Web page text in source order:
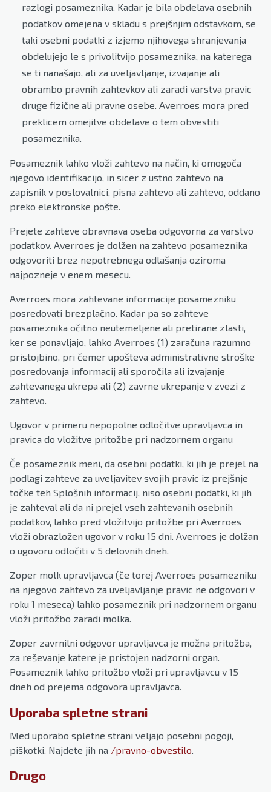
razlogi posameznika. Kadar je bila obdelava osebnih
podatkov omejena v skladu s prejšnjim odstavkom, se
taki osebni podatki z izjemo njihovega shranjevanja
obdelujejo le s privolitvijo posameznika, na katerega
se ti nanašajo, ali za uveljavljanje, izvajanje ali
obrambo pravnih zahtevkov ali zaradi varstva pravic
druge fizične ali pravne osebe. Averroes mora pred
preklicem omejitve obdelave o tem obvestiti
posameznika.
Posameznik lahko vloži zahtevo na način, ki omogoča
njegovo identifikacijo, in sicer z ustno zahtevo na
zapisnik v poslovalnici, pisna zahtevo ali zahtevo, oddano
preko elektronske pošte.
Prejete zahteve obravnava oseba odgovorna za varstvo
podatkov. Averroes je dolžen na zahtevo posameznika
odgovoriti brez nepotrebnega odlašanja oziroma
najpozneje v enem mesecu.
Averroes mora zahtevane informacije posamezniku
posredovati brezplačno. Kadar pa so zahteve
posameznika očitno neutemeljene ali pretirane zlasti,
ker se ponavljajo, lahko Averroes (1) zaračuna razumno
pristojbino, pri čemer upošteva administrativne stroške
posredovanja informacij ali sporočila ali izvajanje
zahtevanega ukrepa ali (2) zavrne ukrepanje v zvezi z
zahtevo.
Ugovor v primeru nepopolne odločitve upravljavca in
pravica do vložitve pritožbe pri nadzornem organu
Če posameznik meni, da osebni podatki, ki jih je prejel na
podlagi zahteve za uveljavitev svojih pravic iz prejšnje
točke teh Splošnih informacij, niso osebni podatki, ki jih
je zahteval ali da ni prejel vseh zahtevanih osebnih
podatkov, lahko pred vložitvijo pritožbe pri Averroes
vloži obrazložen ugovor v roku 15 dni. Averroes je dolžan
o ugovoru odločiti v 5 delovnih dneh.
Zoper molk upravljavca (če torej Averroes posamezniku
na njegovo zahtevo za uveljavljanje pravic ne odgovori v
roku 1 meseca) lahko posameznik pri nadzornem organu
vloži pritožbo zaradi molka.
Zoper zavrnilni odgovor upravljavca je možna pritožba,
za reševanje katere je pristojen nadzorni organ.
Posameznik lahko pritožbo vloži pri upravljavcu v 15
dneh od prejema odgovora upravljavca.
Uporaba spletne strani
Med uporabo spletne strani veljajo posebni pogoji,
piškotki. Najdete jih na /pravno-obvestilo
Drugo